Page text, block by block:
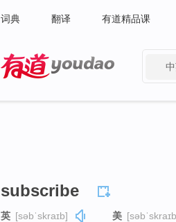
词典 翻译 有道精品课
subscribe
英 [səbˈskraɪb] 美